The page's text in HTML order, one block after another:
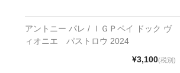
アントニー パレ / ＩＧＰペイ ドック ヴ
ィオニエ パストロウ 2024
¥3,100(税別)